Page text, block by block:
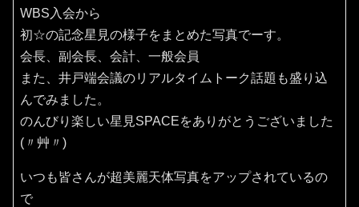
WBS入会から
初☆の記念星見の様子をまとめた写真でーす。
会長、副会長、会計、一般会員
また、井戸端会議のリアルタイムトーク話題も盛り込
んでみました。
のんびり楽しい星見SPACEをありがとうございました
(〃艸〃)
いつも皆さんが超美麗天体写真をアップされているの
で